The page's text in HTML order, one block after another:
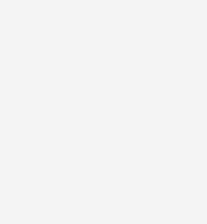
Wohnhaussiedlung in
Rib-­Roof-­